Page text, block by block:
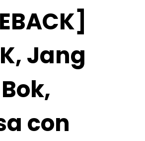
Jang
con